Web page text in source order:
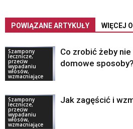
POWIĄZANE ARTYKUŁY WIĘCEJ
Szampony
lecznicze,
przeciw
wypadaniu
włosów,
wzmacniające
Co zrobić żeby nie
domowe sposoby?
Szampony
lecznicze,
przeciw
wypadaniu
włosów,
wzmacniające
Jak zagęścić i